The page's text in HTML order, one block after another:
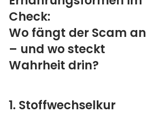
Check:
Wo fängt der Scam an
– und wo steckt
Wahrheit drin?
1. Stoffwechselkur